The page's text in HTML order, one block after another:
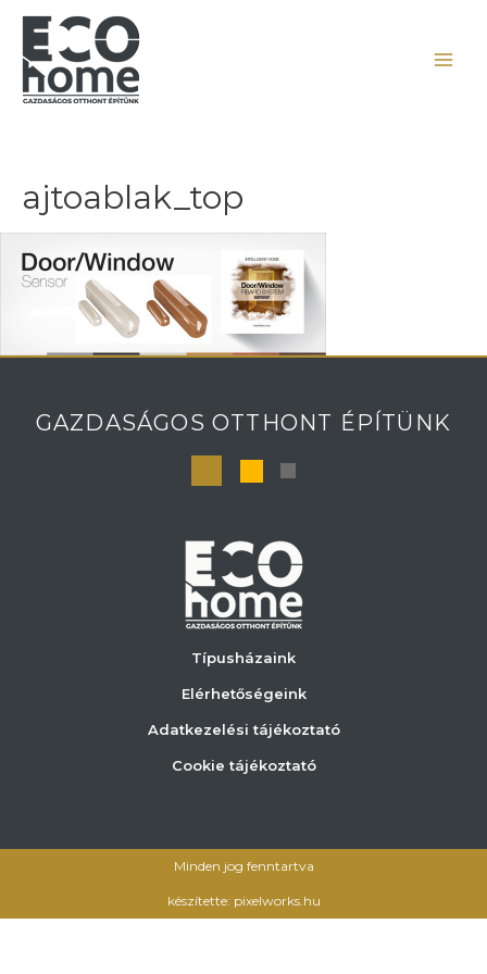
ajtoablak_top
GAZDASÁGOS OTTHONT ÉPÍTÜNK
Típusházaink
Elérhetőségeink
Adatkezelési tájékoztató
Cookie tájékoztató
Minden jog fenntartva
készítette: pixelworks.hu